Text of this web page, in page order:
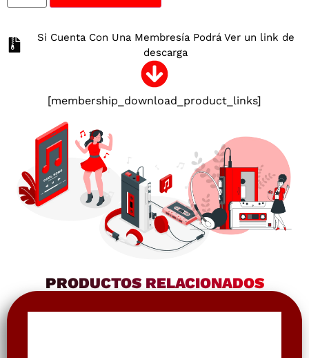
Si Cuenta Con Una Membresía Podrá Ver un link de
descarga
[membership_download_product_links]
PRODUCTOS RELACIONADOS